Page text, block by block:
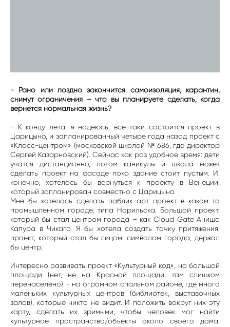
- Рано или поздно закончится самоизоляция, карантин,
снимут ограничения – что вы планируете сделать, когда
вернется нормальная жизнь?
- К концу лета, я надеюсь, все-таки состоится проект в
Царицыно, и запланированный четыре года назад проект с
«Класс-центром» (московской школой № 686, где директор
Сергей Казарновский). Сейчас как раз удобное время: дети
учатся дистанционно, потом каникулы и школа может
сделать проект на фасаде пока здание стоит пустым. И,
конечно, хотелось бы вернуться к проекту в Венеции,
который запланирован совместно с Царицыно.
Мне бы хотелось сделать паблик-арт проект в каком-то
промышленном городе, типа Норильска. Большой проект,
который бы стал центром города – как Cloud Gate Аниша
Капура в Чикаго. Я бы хотела создать точку притяжения,
проект, который стал бы лицом, символом города, держал
бы центр.
Интересно развивать проект «Культурный код», на большой
площади (нет, не на Красной площади, там слишком
перенаселено) – на огромном спальном районе, где много
маленьких культурных центров (библиотек, выставочных
залов), которые никто не видит. И положить вокруг них эту
карту, сделать их зримыми, чтобы человек мог найти
культурное пространство/объекты около своего дома,